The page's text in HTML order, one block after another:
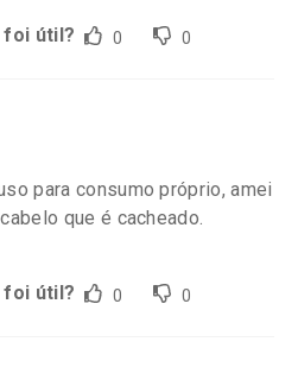
foi útil? 0 0
para consumo próprio, amei
que é cacheado.
foi útil? 0 0